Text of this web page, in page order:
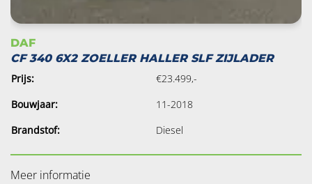
DAF
CF 340 6X2 ZOELLER HALLER SLF ZIJLADER
Prijs:
€23.499,-
Bouwjaar:
11-2018
Brandstof:
Diesel
Meer informatie